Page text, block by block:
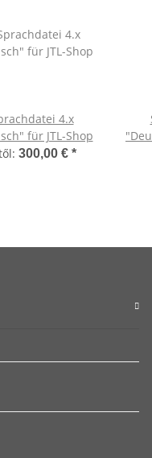
4.x
für JTL-Shop
300,00 € *